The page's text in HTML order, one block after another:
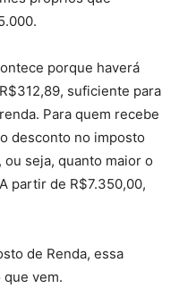
porque haverá
suficiente para
Para quem recebe
desconto no imposto
seja, quanto maior o
partir de R$7.350,00,
de Renda, essa
que vem.